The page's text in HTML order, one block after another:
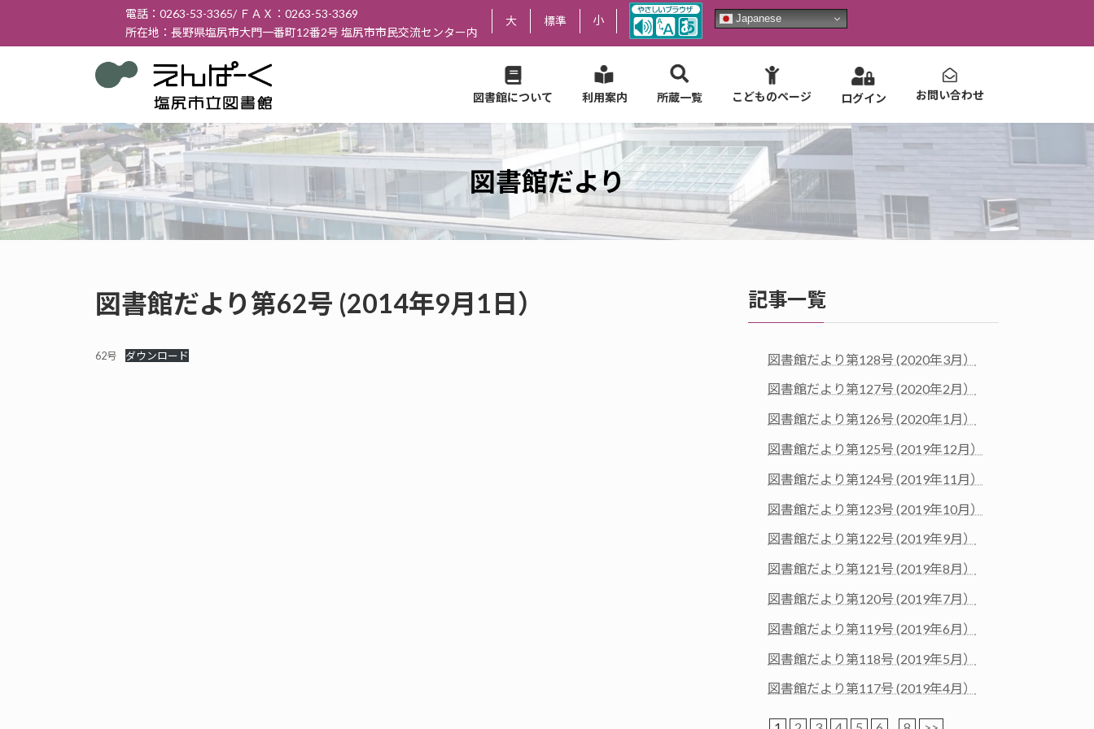
テ
ス
キ
ッ
ゲ
ン
に
移
電話：0263-53-3365/ ＦＡＸ：0263-53-3369
所在地：長野県塩尻市大門一番町12番2号 塩尻市市民交流センター内
大 標準 小 Japanese
図書館について 利用案内 所蔵一覧 こどものページ ログイン お問い合わせ
図書館だより
図書館だより第62号 (2014年9月1日）
62号 ダウンロード
記事一覧
図書館だより第128号 (2020年3月）
図書館だより第127号 (2020年2月）
図書館だより第126号 (2020年1月）
図書館だより第125号 (2019年12月）
図書館だより第124号 (2019年11月）
図書館だより第123号 (2019年10月）
図書館だより第122号 (2019年9月）
図書館だより第121号 (2019年8月）
図書館だより第120号 (2019年7月）
図書館だより第119号 (2019年6月）
図書館だより第118号 (2019年5月）
図書館だより第117号 (2019年4月）